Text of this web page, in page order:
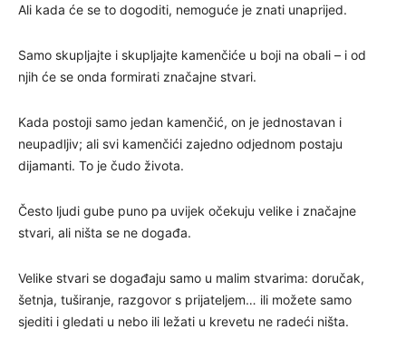
Ali kada će se to dogoditi, nemoguće je znati unaprijed.
Samo skupljajte i skupljajte kamenčiće u boji na obali – i od
njih će se onda formirati značajne stvari.
Kada postoji samo jedan kamenčić, on je jednostavan i
neupadljiv; ali svi kamenčići zajedno odjednom postaju
dijamanti. To je čudo života.
Često ljudi gube puno pa uvijek očekuju velike i značajne
stvari, ali ništa se ne događa.
Velike stvari se događaju samo u malim stvarima: doručak,
šetnja, tuširanje, razgovor s prijateljem… ili možete samo
sjediti i gledati u nebo ili ležati u krevetu ne radeći ništa.